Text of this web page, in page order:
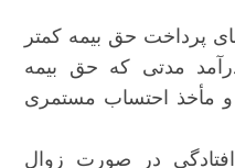
پرداخت حق بیمه کمتر
مدتی که حق بیمه
مأخذ احتساب مستمری
افتادگی در صورت زوال